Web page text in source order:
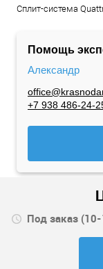
Сплит-система
Помощь
Александр
+7 938 486-24-
Под заказ